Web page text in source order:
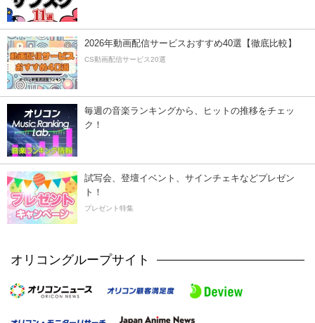
2026年動画配信サービスおすすめ40選【徹底比較】
CS動画配信サービス20選
毎週の音楽ランキングから、ヒットの推移をチェッ
ク！
試写会、登壇イベント、サインチェキなどプレゼン
ト！
プレゼント特集
オリコングループサイト